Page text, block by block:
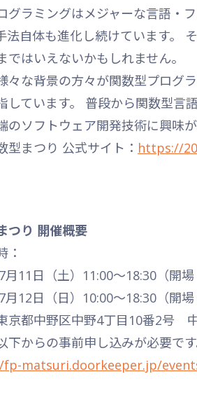
グラミングはメジャーな言語・
法自体も進化し続けています。
ではいえないかもしれません。
々な背景の方々が関数型プログ
しています。 普段から関数型言
のソフトウェア開発技術に興味
型まつり 公式サイト： https://
つり 開催概要
：
11日（土）11:00〜18:30（開場
12日（日）10:00〜18:30（開場
京都中野区中野4丁目10番2号
下からの事前申し込みが必要です
matsuri.doorkeeper.jp/